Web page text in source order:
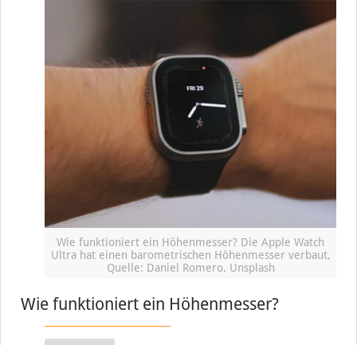
Wie funktioniert ein Höhenmesser? Die Apple Watch
Ultra hat einen barometrischen Höhenmesser verbaut,
Quelle: Daniel Romero, Unsplash
Wie funktioniert ein Höhenmesser?